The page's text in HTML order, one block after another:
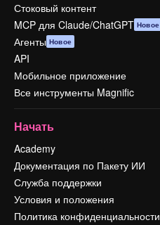
Стоковый контент
MCP для Claude/ChatGPT Новое
Агенты Новое
API
Мобильное приложение
Все инструменты Magnific
Начать
Academy
Документация по Пакету ИИ
Служба поддержки
Условия и положения
Политика конфиденциальности